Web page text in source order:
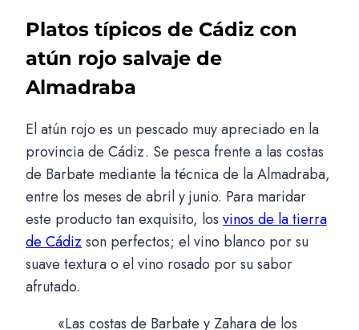
Platos típicos de Cádiz con
atún rojo salvaje de
Almadraba
El atún rojo es un pescado muy apreciado en la
provincia de Cádiz. Se pesca frente a las costas
de Barbate mediante la técnica de la Almadraba,
entre los meses de abril y junio. Para maridar
este producto tan exquisito, los vinos de la tierra
de Cádizson perfectos; el vino blanco por su
suave textura o el vino rosado por su sabor
afrutado.
«Las costas de Barbate y Zahara de los